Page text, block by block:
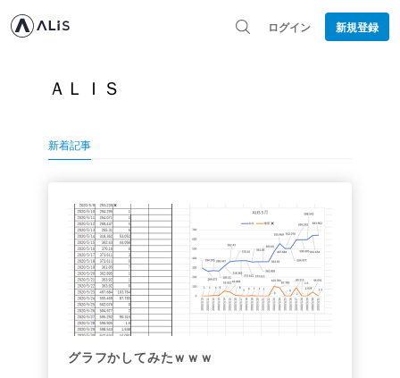
ログイン 新規登録
ＡＬＩＳ
新着記事
グラフかしてみたｗｗｗ